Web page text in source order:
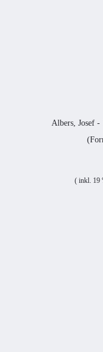
Albers, Josef -
( inkl. 19